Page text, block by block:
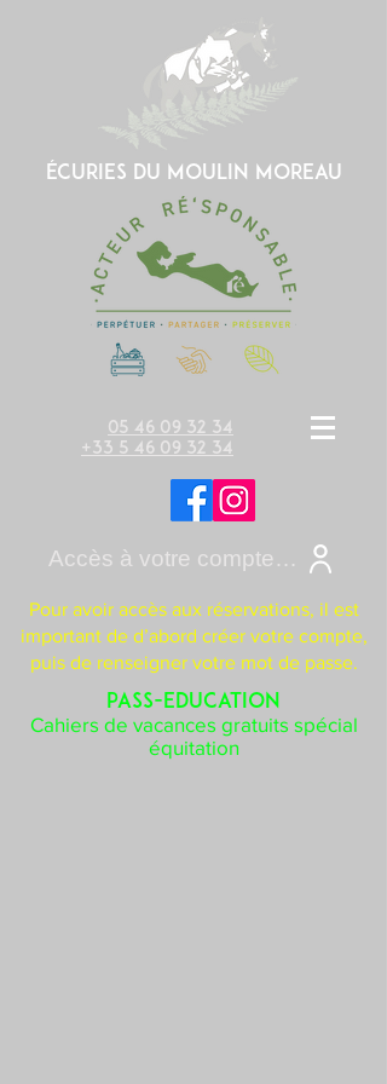
écuries du moulin moreau
05 46 09 32 34
+33 5 46 09 32 34
Accès à votre compte Cavasoft
Pour avoir accès aux réservations, il est
important de d’abord créer votre compte,
puis de renseigner votre mot de passe.
PASS-EDUCATION
Cahiers de vacances gratuits spécial
équitation